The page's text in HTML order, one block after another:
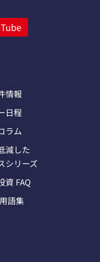
情報
日程
ラム
減した
シリーズ
資 FAQ
語集